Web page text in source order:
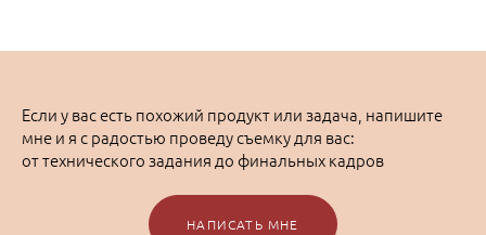
Если у вас есть похожий продукт или задача, напишите
мне и я с радостью проведу съемку для вас:
от технического задания до финальных кадров
НАПИСАТЬ МНЕ